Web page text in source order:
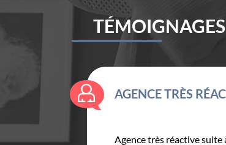
TÉMOIGNAGES
AGENCE TRÈS
Agence très réactive suite